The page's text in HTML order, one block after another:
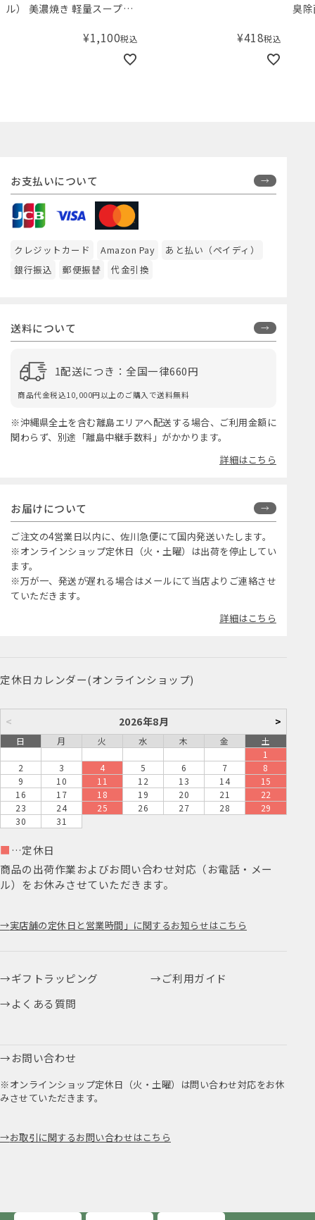
ル） 美濃焼き 軽量スープマ
¥1,100税込 ¥418税込
臭
お支払いについて
クレジットカード Amazon Pay
あと払い（ペイディ）
銀行振込
郵便振替 代金引換
送料について
1配送につき：全国一律660円
商品代金税込10,000円以上のご購入で送料無料
※沖縄県全土を含む離島エリアへ配送する場合、ご利用金額に
関わらず、別途「離島中継手数料」がかかります。
詳細はこちら
お届けについて
ご注文の4営業日以内に、佐川急便にて国内発送いたします。
※オンラインショップ定休日（火・土曜）は出荷を停止してい
ます。
※万が一、発送が遅れる場合はメールにて当店よりご連絡させ
ていただきます。
詳細はこちら
定休日カレンダー(オンラインショップ)
< 2026年8月 >
日 月 火 水 木 金
土
1
2
3 4 5 6 7
8
9
10 11 12 13 14
15
16
17 18 19 20 21
22
23
24 25 26 27 28
29
30
31
■ …定休日
商品の出荷作業およびお問い合わせ対応（お電話・メー
ル）をお休みさせていただきます。
実店舗の定休日と営業時間」に関するお知らせはこちら
ギフトラッピング
ご利用ガイド
よくある質問
お問い合わせ
※オンラインショップ定休日（火・土曜）は問い合わせ対応をお休
みさせていただきます。
お取引に関するお問い合わせはこちら